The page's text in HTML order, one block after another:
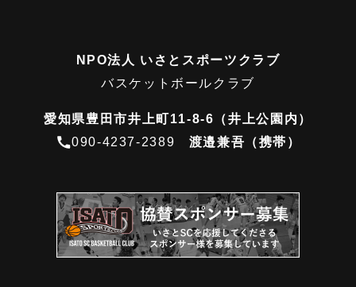
NPO法人 いさとスポーツクラブ
バスケットボールクラブ
愛知県豊田市井上町11-8-6（井上公園内）
090-4237-2389 渡邉兼吾（携帯）